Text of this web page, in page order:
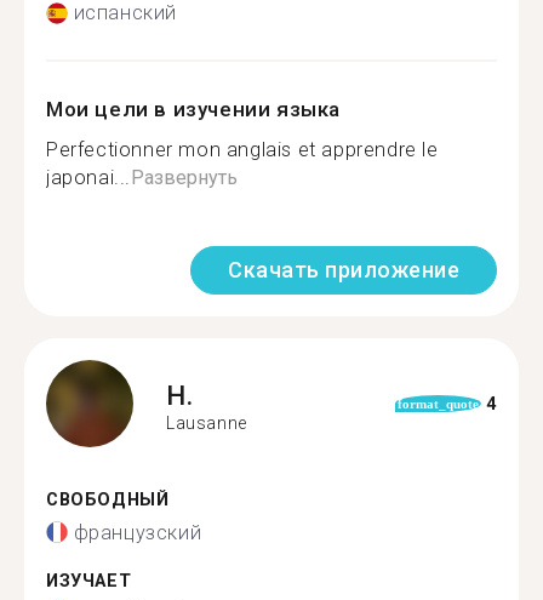
испанский
Мои цели в изучении языка
Perfectionner mon anglais et apprendre le
japonai...Развернуть
Скачать приложение
H.
Lausanne
format_quote 4
СВОБОДНЫЙ
французский
ИЗУЧАЕТ